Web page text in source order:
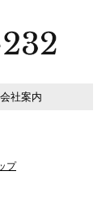
会社案内
プ